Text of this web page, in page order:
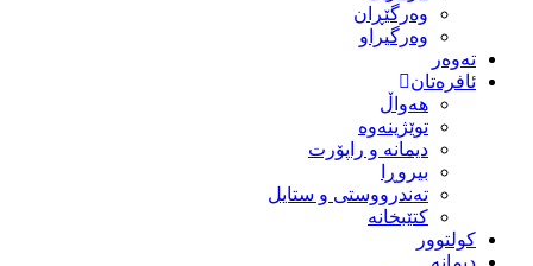
وەرگێڕان
وەرگیراو
تەوەر
ئافرەتان
هەواڵ
توێژینەوە
دیمانە و راپۆرت
بیروڕا
تەندرووستی و ستایل
کتێبخانە
کولتوور